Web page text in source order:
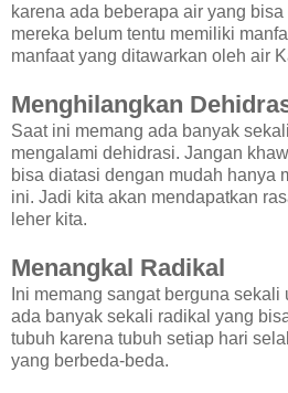
karena ada beberapa air yang
mereka belum tentu memiliki
manfaat yang ditawarkan oleh air
Menghilangkan
Saat ini memang ada banyak
mengalami dehidrasi. Jangan
bisa diatasi dengan mudah hanya
ini. Jadi kita akan mendapatkan
leher kita.
Menangkal Radikal
Ini memang sangat berguna
ada banyak sekali radikal yang
tubuh karena tubuh setiap hari
yang berbeda-beda.